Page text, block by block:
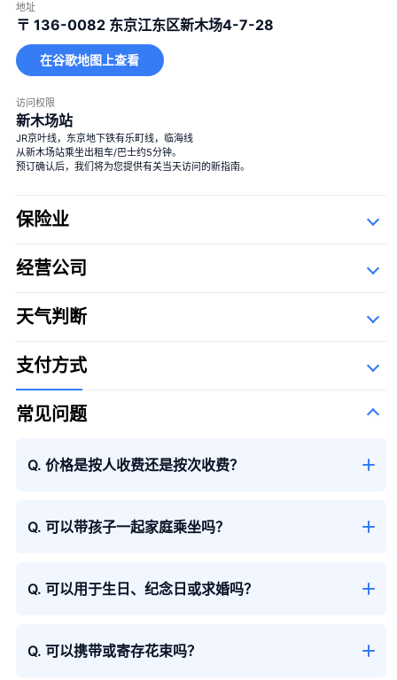
大花束
季节性花束
地址
〒 136-0082 东京江东区新木场4-7-28
在谷歌地图上查看
访问权限
新木场站
JR京叶线，东京地下铁有乐町线，临海线
从新木场站乘坐出租车/巴士约5分钟。
预订确认后，我们将为您提供有关当天访问的新指南。
保险业
经营公司
The Syllabary Order
天气判断
支付方式
常见问题
Q. 价格是按人收费还是按次收费？
Q. 可以带孩子一起家庭乘坐吗？
Q. 可以用于生日、纪念日或求婚吗？
Q. 可以携带或寄存花束吗？